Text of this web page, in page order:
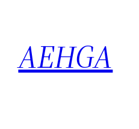
contenido
AEHGA